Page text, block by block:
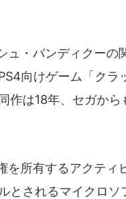
ュ・バンディクーの
向けゲーム「ク
作は18年、セガか
を所有するアクティ
とされるマイクロ